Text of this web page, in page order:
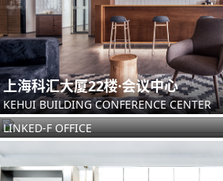
上海科汇大厦22楼·会议中心
KEHUI BUILDING CONFERENCE CENTER
上海铂略咨询办公室
LINKED-F OFFICE